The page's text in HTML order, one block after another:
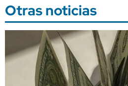
Otras noticias